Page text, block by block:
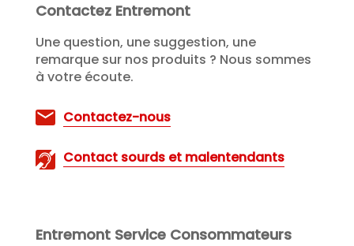
Contactez Entremont
Une question, une suggestion, une
remarque sur nos produits ? Nous sommes
à votre écoute.
Contactez-nous
Contact sourds et malentendants
Entremont Service Consommateurs